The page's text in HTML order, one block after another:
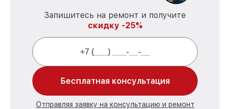
Запишитесь на ремонт и получите
скидку -25%
Бесплатная консультация
Отправляя заявку на консультацию и ремонт